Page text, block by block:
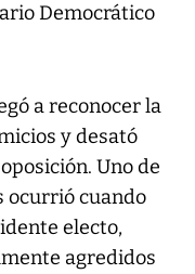
Democrático
a reconocer la
y desató
Uno de
ocurrió cuando
electo,
agredidos